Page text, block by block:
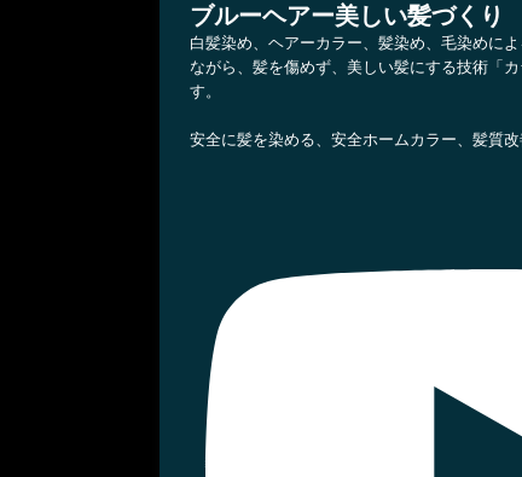
ブルーヘアー美しい髪づくり
白髪染め、ヘアーカラー、髪染め、毛染めに
ながら、髪を傷めず、美しい髪にする技術「
す。
安全に髪を染める、安全ホームカラー、髪質